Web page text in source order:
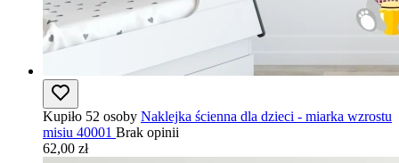
Kupiło 52 osoby Naklejka ścienna dla dzieci - miarka wzrostu
misiu 40001 Brak opinii
62,00 zł